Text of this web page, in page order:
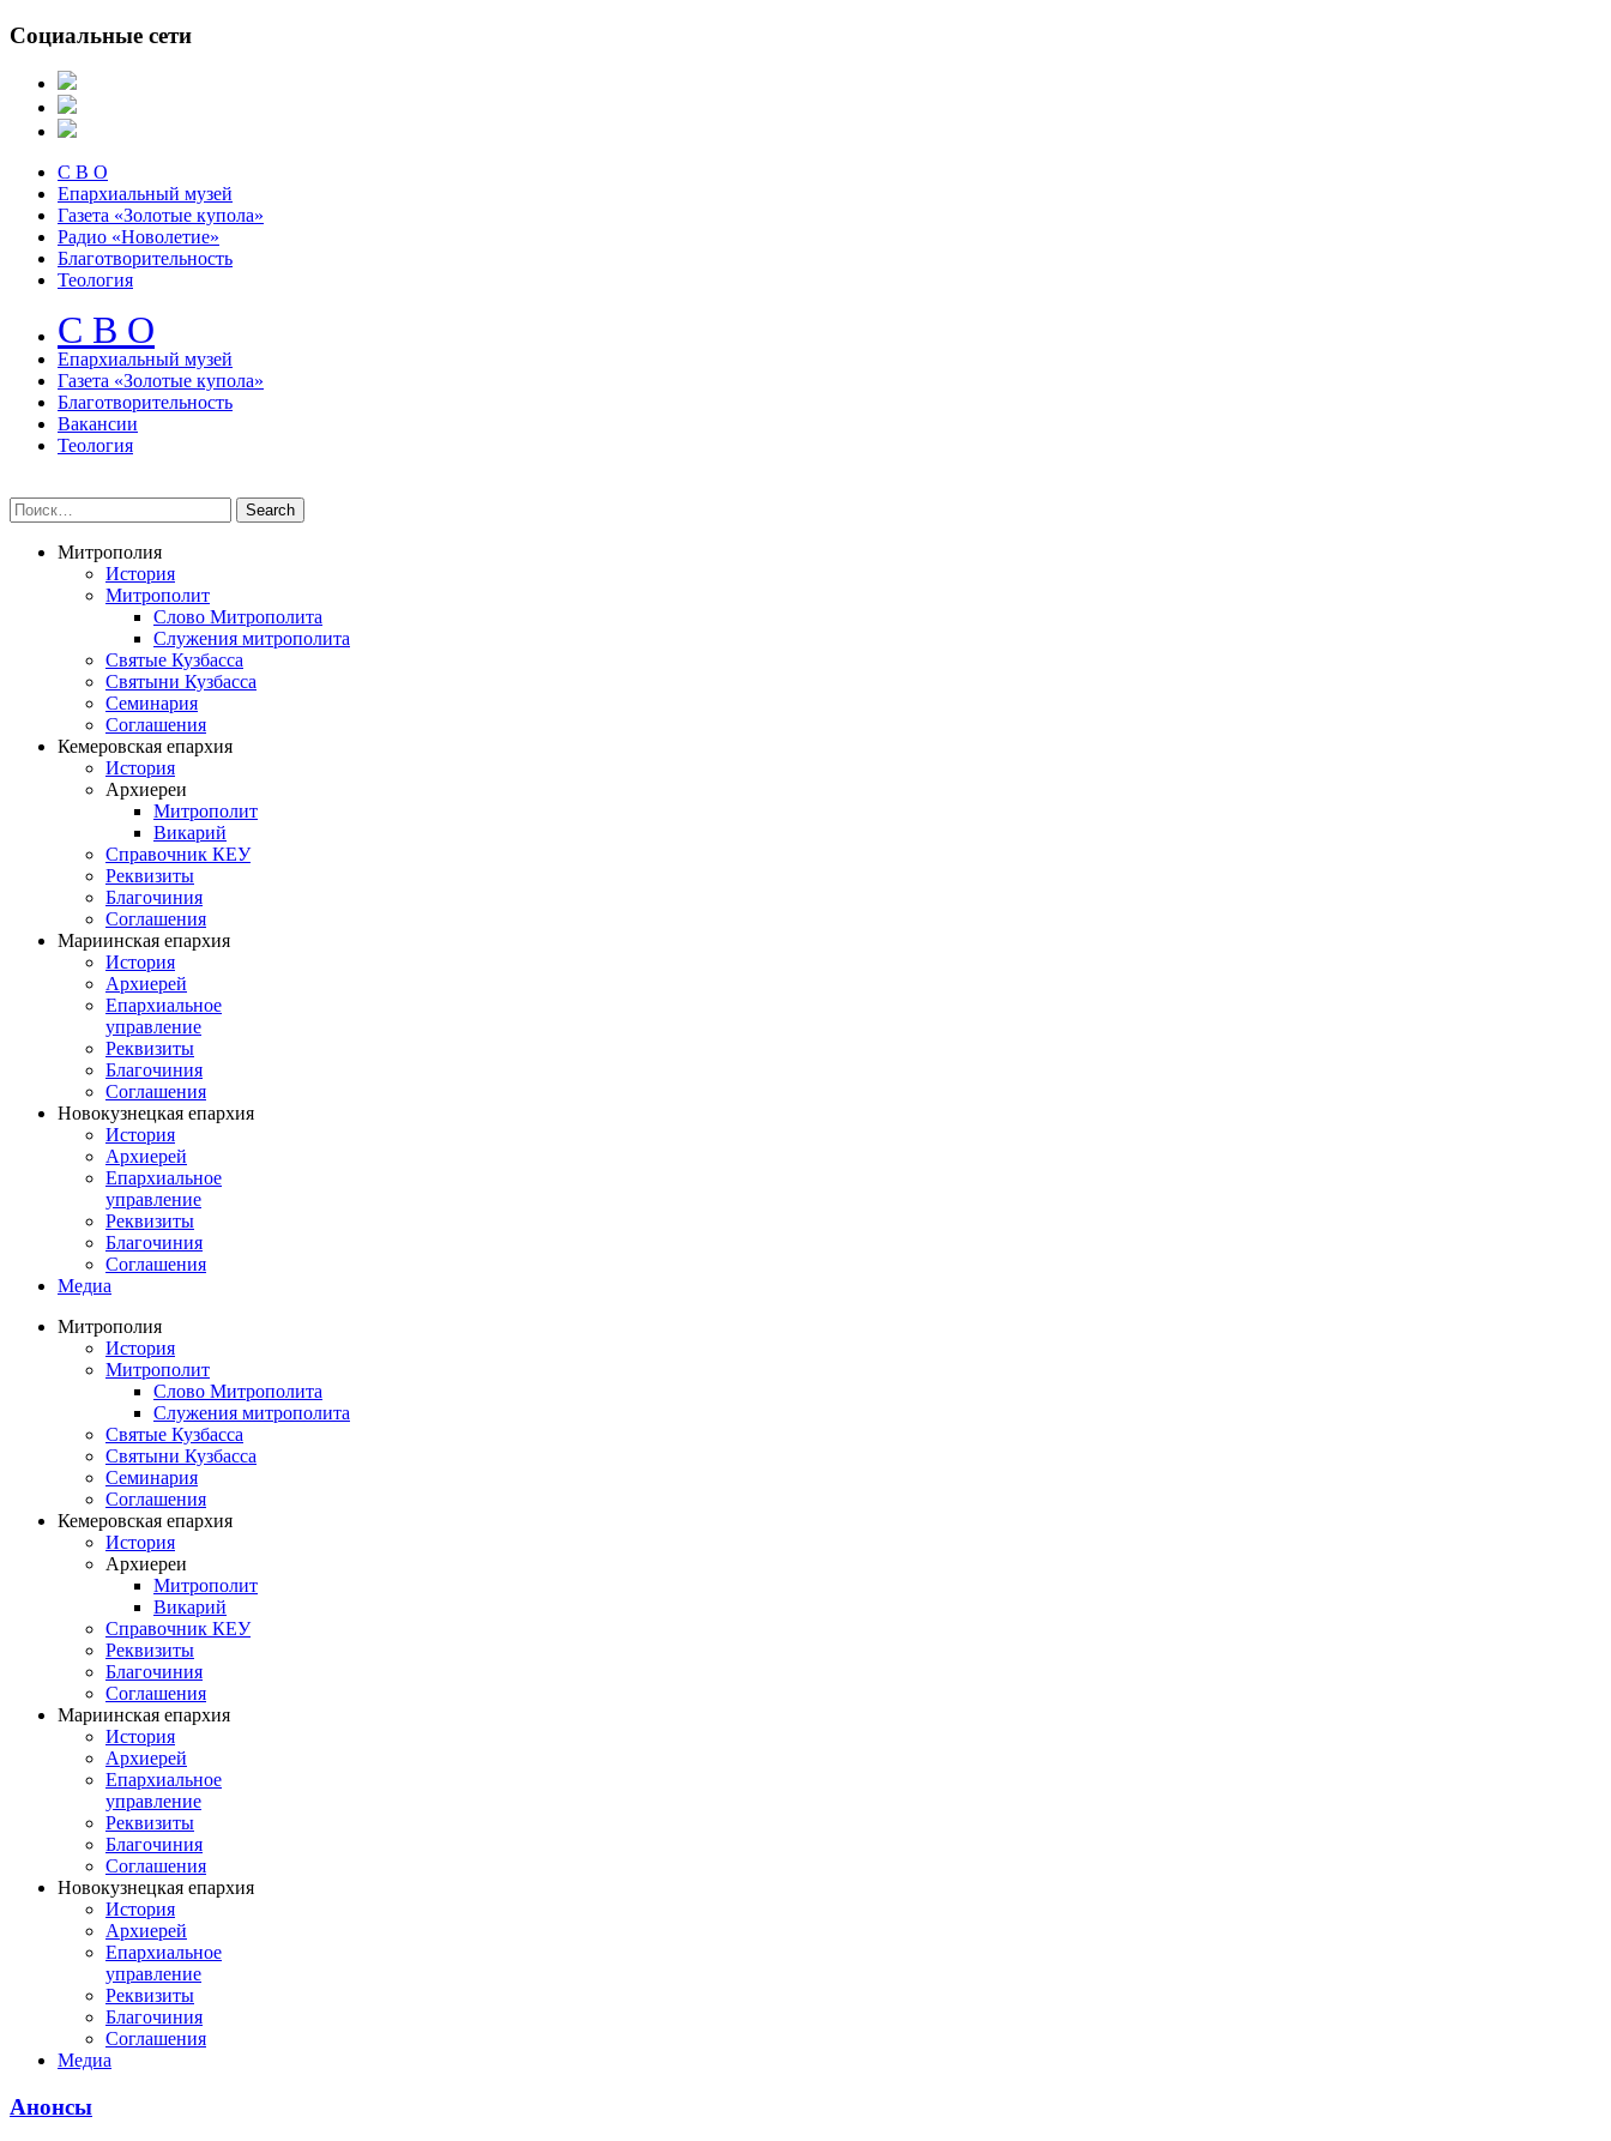
Социальные сети
С В О
Епархиальный музей
Газета «Золотые купола»
Радио «Новолетие»
Благотворительность
Теология
С В О
Епархиальный музeй
Газета «Золотые купола»
Благотворительность
Вакансии
Теология
Митрополия
История
Митрополит
Слово Митрополита
Служения митрополита
Святые Кузбасса
Святыни Кузбасса
Семинария
Соглашения
Кемеровская епархия
История
Архиереи
Митрополит
Викарий
Справочник КЕУ
Реквизиты
Благочиния
Соглашения
Мариинская епархия
История
Архиерей
Епархиальное
управление
Реквизиты
Благочиния
Соглашения
Новокузнецкая епархия
История
Архиерей
Епархиальное
управление
Реквизиты
Благочиния
Соглашения
Медиа
Митрополия
История
Митрополит
Слово Митрополита
Служения митрополита
Святые Кузбасса
Святыни Кузбасса
Семинария
Соглашения
Кемеровская епархия
История
Архиереи
Митрополит
Викарий
Справочник КЕУ
Реквизиты
Благочиния
Соглашения
Мариинская епархия
История
Архиерей
Епархиальное
управление
Реквизиты
Благочиния
Соглашения
Новокузнецкая епархия
История
Архиерей
Епархиальное
управление
Реквизиты
Благочиния
Соглашения
Медиа
Анонсы